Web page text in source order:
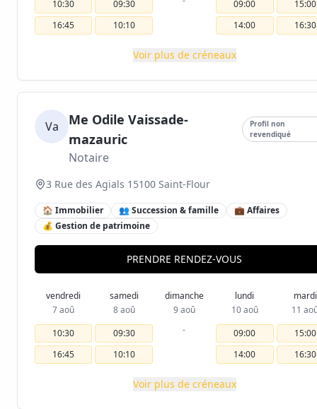
10:30
16:45
09:30
10:10
09:00
14:00
15:00
16:30
Voir plus de créneaux
Va
Me Odile Vaissade-
mazauric
Profil non
revendiqué
Notaire
3 Rue des Agials 15100 Saint-Flour
🏠 Immobilier 👥 Succession & famille
💼 Affaires
💰 Gestion de patrimoine
PRENDRE RENDEZ-VOUS
vendredi
7 aoû
10:30
16:45
samedi
8 aoû
09:30
10:10
dimanche
9 aoû
-
lundi
10 aoû
09:00
14:00
mardi
11
15:00
16:30
Voir plus de créneaux